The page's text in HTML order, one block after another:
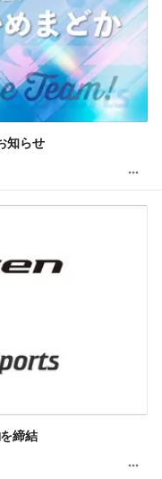
知らせ
締結